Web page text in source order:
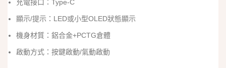
充電接口：Type-C
顯示/提示：LED或小型OLED狀態顯示
機身材質：鋁合金+PCTG倉體
啟動方式：按鍵啟動/氣動啟動